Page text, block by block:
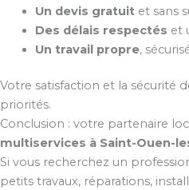
Un devis gratuitet sans
Des délais respectés et
Un travail propre,
Votre satisfaction et la sécurité
priorités.
Conclusion : votre partenaire
multiservices à Saint-Ouen-
Si vous recherchez un
petits travaux, réparations,